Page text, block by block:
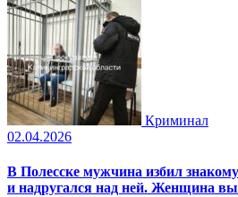
Криминал
02.04.2026
В Полесске мужчина избил
и надругался над ней. Женщина